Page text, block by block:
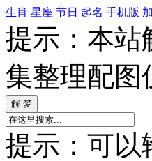
生肖 星座 节日 起名 手机版
提示：本站
集整理配图
提示：可以